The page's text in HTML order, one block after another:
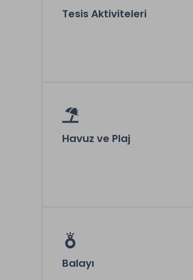
Tesis Aktiviteleri
Havuz ve Plaj
Balayı